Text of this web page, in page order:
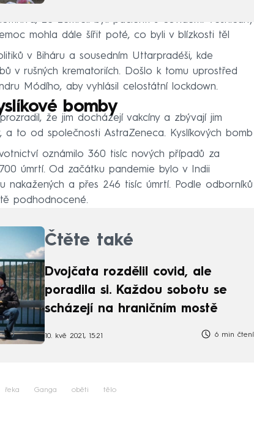
že zemřelí byli pacienti s covidem. Vesničany
mohla dále šířit poté, co byli v blízkosti těl
v Biháru a sousedním Uttarpradéši, kde
v rušných krematoriích. Došlo k tomu uprostřed
Módího, aby vyhlásil celostátní lockdown.
bomby
že jim docházejí vakcíny a zbývají jim
to od společnosti AstraZeneca. Kyslíkových bomb
oznámilo 360 tisíc nových případů za
úmrtí. Od začátku pandemie bylo v Indii
nakažených a přes 246 tisíc úmrtí. Podle odborníků
podhodnocené.
Čtěte také
Dvojčata rozdělil covid, ale
poradila si. Každou sobotu se
scházejí na hraničním mostě
10. kvě 2021, 15:21 6 min čtení
řeka Ganga oběti tělo